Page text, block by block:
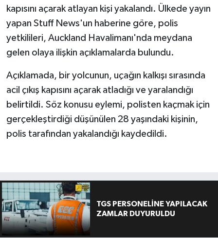
kapısını açarak atlayan kişi yakalandı. Ülkede yayın
yapan Stuff News'un haberine göre, polis
yetkilileri, Auckland Havalimanı'nda meydana
gelen olaya ilişkin açıklamalarda bulundu.
Açıklamada, bir yolcunun, uçağın kalkışı sırasında
acil çıkış kapısını açarak atladığı ve yaralandığı
belirtildi. Söz konusu eylemi, polisten kaçmak için
gerçekleştirdiği düşünülen 28 yaşındaki kişinin,
polis tarafından yakalandığı kaydedildi.
TGS PERSONELİNE YAPILACAK
ZAMLAR DUYURULDU